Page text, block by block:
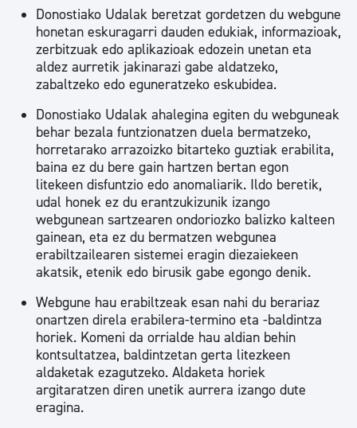
Donostiako Udalak beretzat gordetzen du webgune
honetan eskuragarri dauden edukiak, informazioak,
zerbitzuak edo aplikazioak edozein unetan eta
aldez aurretik jakinarazi gabe aldatzeko,
zabaltzeko edo eguneratzeko eskubidea.
Donostiako Udalak ahalegina egiten du webguneak
behar bezala funtzionatzen duela bermatzeko,
horretarako arrazoizko bitarteko guztiak erabilita,
baina ez du bere gain hartzen bertan egon
litekeen disfuntzio edo anomaliarik. Ildo beretik,
udal honek ez du erantzukizunik izango
webgunean sartzearen ondoriozko balizko kalteen
gainean, eta ez du bermatzen webgunea
erabiltzailearen sistemei eragin diezaiekeen
akatsik, etenik edo birusik gabe egongo denik.
Webgune hau erabiltzeak esan nahi du berariaz
onartzen direla erabilera-termino eta -baldintza
horiek. Komeni da orrialde hau aldian behin
kontsultatzea, baldintzetan gerta litezkeen
aldaketak ezagutzeko. Aldaketa horiek
argitaratzen diren unetik aurrera izango dute
eragina.